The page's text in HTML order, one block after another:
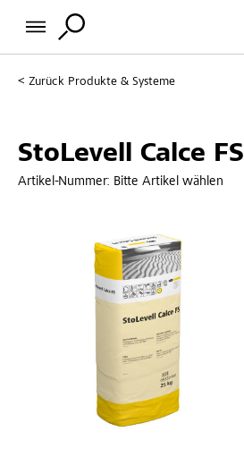
Zurück Produkte & Systeme
StoLevell Calce FS
Artikel-Nummer: Bitte Artikel wählen